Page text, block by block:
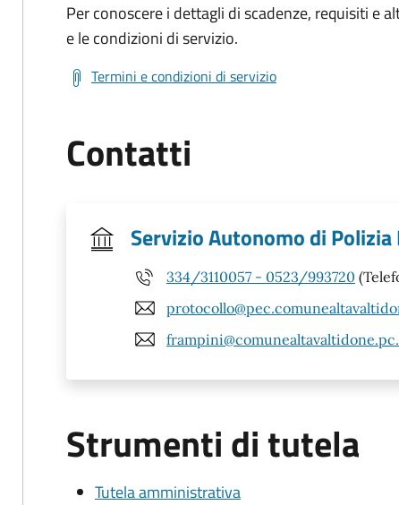
Per conoscere i dettagli di scadenze, requisiti e
e le condizioni di servizio.
Termini e condizioni di servizio
Contatti
Servizio Autonomo di Polizia
334/3110057 - 0523/993720
Strumenti di tutela
Tutela amministrativa